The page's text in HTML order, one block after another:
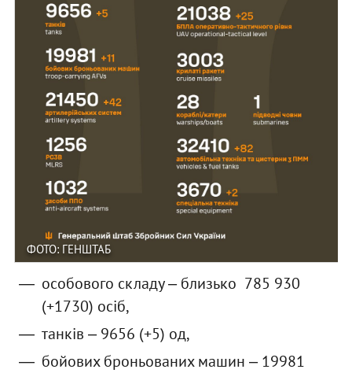
ФОТО: ГЕНШТАБ
особового складу ‒ близько 785 930
(+1730) осіб,
танків ‒ 9656 (+5) од,
бойових броньованих машин ‒ 19981